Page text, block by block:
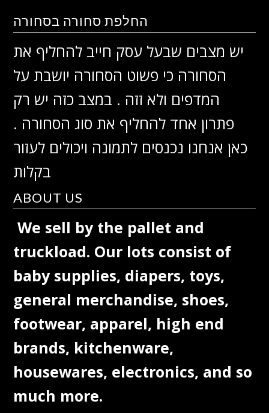
החלפת סחורה בסחורה
יש מצבים שבעל עסק חייב להחליף את
הסחורה כי פשוט הסחורה יושבת על
המדפים ולא זזה . במצב כזה יש רק
פתרון אחד להחליף את סוג הסחורה .
כאן אנחנו נכנסים לתמונה ויכולים לעזור
ABOUT US
We sell by the pallet and
truckload. Our lots consist of
baby supplies, diapers, toys,
general merchandise, shoes,
footwear, apparel, high end
brands, kitchenware,
housewares, electronics, and so
much more.